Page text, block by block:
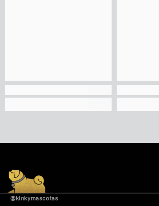
@kinkymascotas